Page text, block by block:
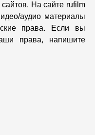
На сайте rufilm
аудио материалы
права. Если вы
права, напишите